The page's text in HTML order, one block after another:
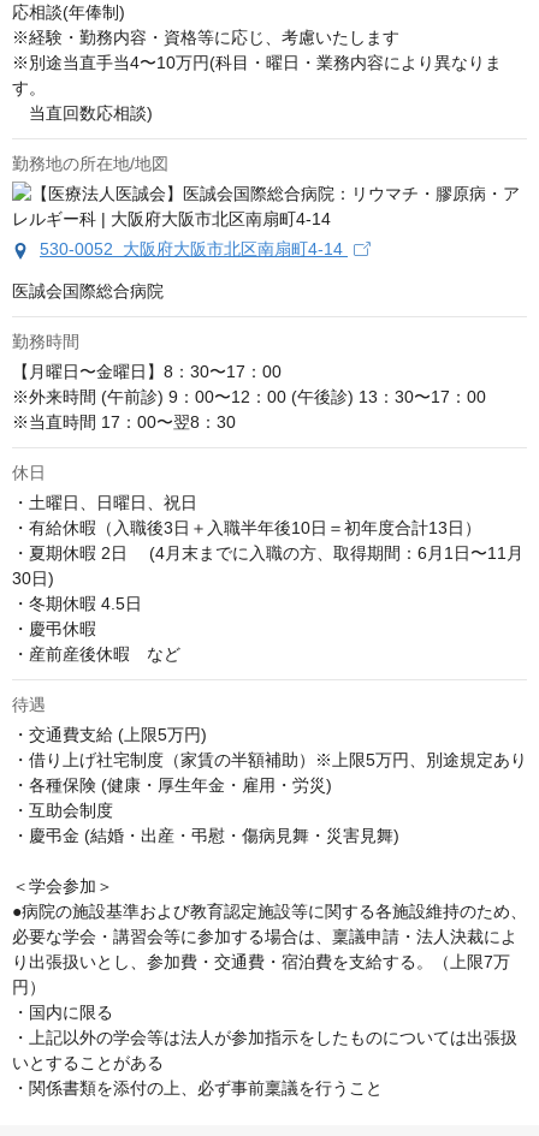
応相談(年俸制)
※経験・勤務内容・資格等に応じ、考慮いたします
※別途当直手当4〜10万円(科目・曜日・業務内容により異なりま
す。
当直回数応相談)
勤務地の所在地/地図
530-0052 大阪府大阪市北区南扇町4-14
医誠会国際総合病院
勤務時間
【月曜日〜金曜日】8：30〜17：00
※外来時間 (午前診) 9：00〜12：00 (午後診) 13：30〜17：00
※当直時間 17：00〜翌8：30
休日
・土曜日、日曜日、祝日
・有給休暇（入職後3日＋入職半年後10日＝初年度合計13日）
・夏期休暇 2日　 (4月末までに入職の方、取得期間：6月1日〜11月
30日)
・冬期休暇 4.5日
・慶弔休暇
・産前産後休暇　など
待遇
・交通費支給 (上限5万円)
・借り上げ社宅制度（家賃の半額補助）※上限5万円、別途規定あり
・各種保険 (健康・厚生年金・雇用・労災)
・互助会制度
・慶弔金 (結婚・出産・弔慰・傷病見舞・災害見舞)
＜学会参加＞
●病院の施設基準および教育認定施設等に関する各施設維持のため、
必要な学会・講習会等に参加する場合は、稟議申請・法人決裁によ
り出張扱いとし、参加費・交通費・宿泊費を支給する。（上限7万
円）
・国内に限る
・上記以外の学会等は法人が参加指示をしたものについては出張扱
いとすることがある
・関係書類を添付の上、必ず事前稟議を行うこと